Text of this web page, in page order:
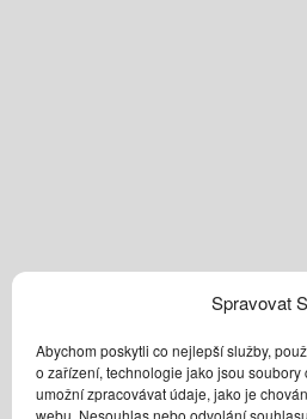
Spravovat
Abychom poskytli co nejlepší služby,
o zařízení, technologie jako jsou
umožní zpracovávat údaje, jako je
webu. Nesouhlas nebo odvolání